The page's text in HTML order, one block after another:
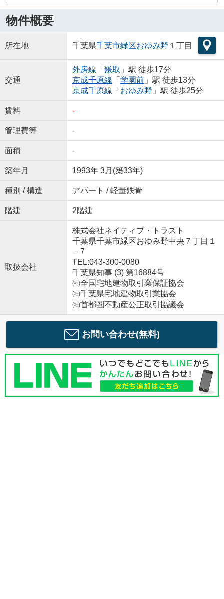
物件概要
所在地 千葉県千葉市緑区おゆみ野 １丁目
交通
外房線 「 鎌取 」駅 徒歩17分
京成千原線 「 学園前」駅 徒歩13分
京成千原線 「 おゆみ野 」駅 徒歩25分
賃料 -
管理費等 -
面積 -
築年月 1993年 3月(築33年)
種別 / 構造 アパート / 軽量鉄骨
階建 2階建
取扱会社
株式会社ネイティブ・トラスト
千葉県千葉市緑区おゆみ野中央７丁目１
－7
TEL:043-300-0080
千葉県知事 (3) 第16884号
㈳全国宅地建物取引業保証協会
㈳千葉県宅地建物取引業協会
㈳首都圏不動産公正取引協議会
お問い合わせ(無料)